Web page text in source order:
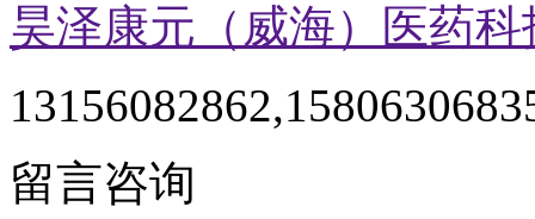
昊泽康元（威海）医药
留言咨询